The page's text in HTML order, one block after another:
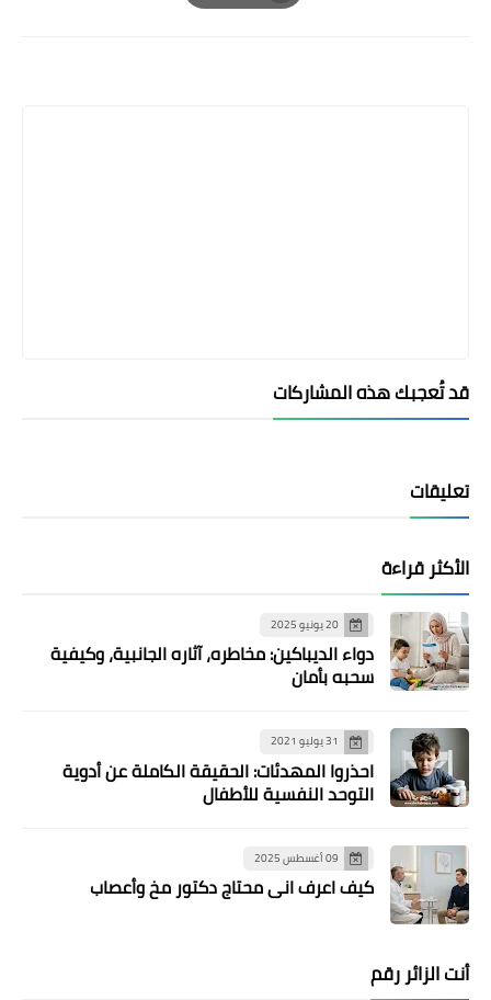
Print
قد تُعجبك هذه المشاركات
تعليقات
الأكثر قراءة
20 يونيو 2025
دواء الديباكين: مخاطره، آثاره الجانبية، وكيفية
سحبه بأمان
31 يوليو 2021
احذروا المهدئات: الحقيقة الكاملة عن أدوية
التوحد النفسية للأطفال
09 أغسطس 2025
كيف اعرف اني محتاج دكتور مخ وأعصاب
أنت الزائر رقم